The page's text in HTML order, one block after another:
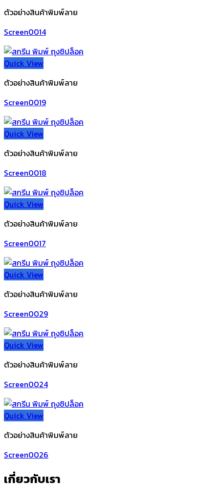
ตัวอย่างสินค้าพิมพ์ลาย
Screen0014
Quick View
ตัวอย่างสินค้าพิมพ์ลาย
Screen0019
Quick View
ตัวอย่างสินค้าพิมพ์ลาย
Screen0018
Quick View
ตัวอย่างสินค้าพิมพ์ลาย
Screen0017
Quick View
ตัวอย่างสินค้าพิมพ์ลาย
Screen0029
Quick View
ตัวอย่างสินค้าพิมพ์ลาย
Screen0024
Quick View
ตัวอย่างสินค้าพิมพ์ลาย
Screen0026
เกี่ยวกับเรา